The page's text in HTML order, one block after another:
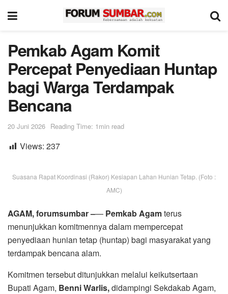
Pemkab Agam Komit
Percepat Penyediaan Huntap
bagi Warga Terdampak
Bencana
20 Juni 2026 Reading Time: 1min read
Views: 237
Suasana Rapat Koordinasi (Rakor) Kesiapan Lahan Hunian Tetap. (Foto :
AMC)
AGAM, forumsumbar –— Pemkab Agamterus
menunjukkan komitmennya dalam mempercepat
penyediaan hunian tetap (huntap) bagi masyarakat yang
terdampak bencana alam.
Komitmen tersebut ditunjukkan melalui keikutsertaan
Bupati Agam, Benni Warlis,didampingi Sekdakab Agam,